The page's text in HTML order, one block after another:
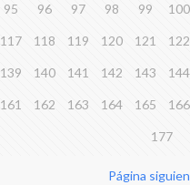
95 96 97 98 99 100
117 118 119 120 121 122
139 140 141 142 143 144
161 162 163 164 165 166
177
Página